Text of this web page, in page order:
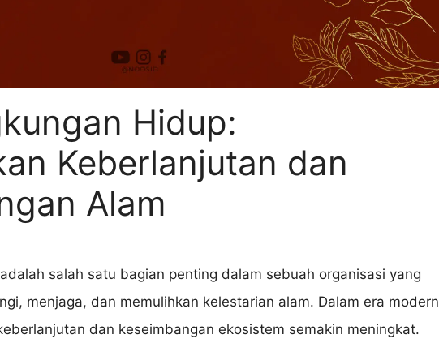
Hidup:
Keberlanjutan dan
Alam
salah satu bagian penting dalam sebuah organisasi yang
menjaga, dan memulihkan kelestarian alam. Dalam era modern
dan keseimbangan ekosistem semakin meningkat.